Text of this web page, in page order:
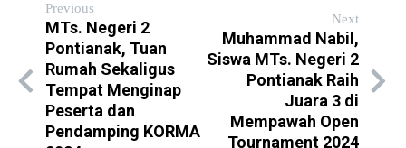
Previous
MTs. Negeri 2
Pontianak, Tuan
Rumah Sekaligus
Tempat Menginap
Peserta dan
Pendamping KORMA
Next
Muhammad Nabil,
Siswa MTs. Negeri 2
Pontianak Raih
Juara 3 di
Mempawah Open
Tournament 2024